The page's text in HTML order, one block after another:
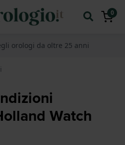
0
orologi da oltre 25 anni
Watch